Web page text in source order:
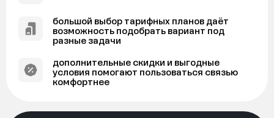
большой выбор тарифных планов даёт
возможность подобрать вариант под
разные задачи
дополнительные скидки и выгодные
условия помогают пользоваться связью
комфортнее